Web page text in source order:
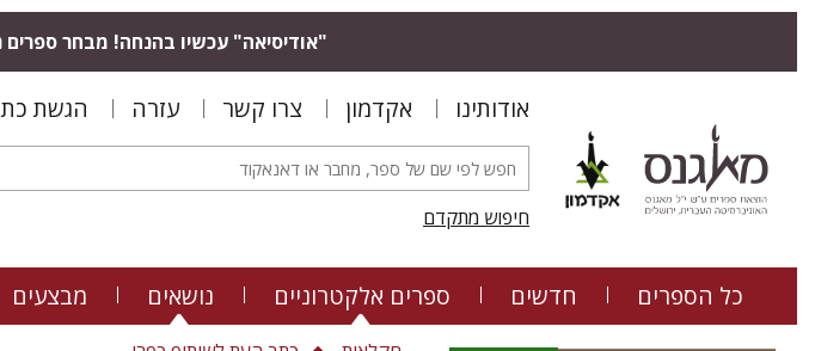
"אודיסיאה" עכשיו בהנחה! מבחר
אודותינו אקדמון צרו קשר עזרה הגשת
חיפוש מתקדם
כל הספרים חדשים ספרים אלקטרוניים נושאים מבצעים